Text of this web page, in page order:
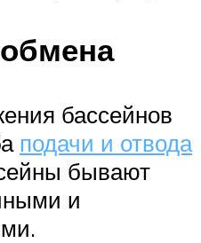
бассейнов
подачи и отвода
бывают
и